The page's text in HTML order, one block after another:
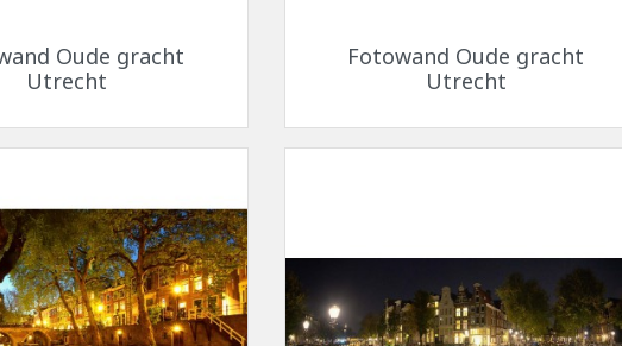
Snel bekijken
Oude gracht
Utrecht
Snel bekijken
Fotowand Oude gracht
Utrecht